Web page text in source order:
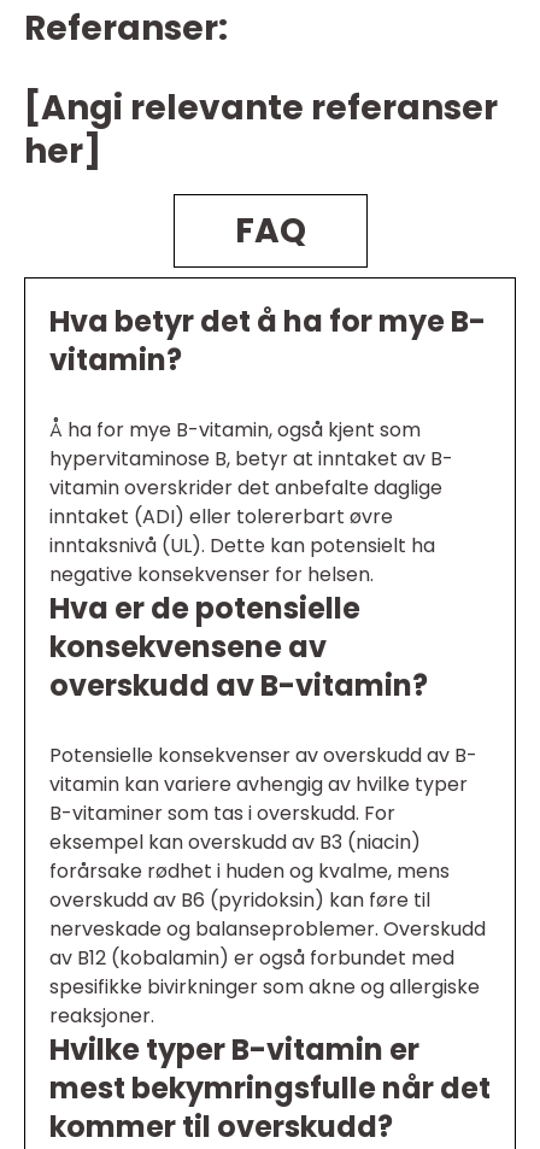
Referanser:
[Angi relevante referanser
her]
FAQ
Hva betyr det å ha for mye B-
vitamin?
Å ha for mye B-vitamin, også kjent som
hypervitaminose B, betyr at inntaket av B-
vitamin overskrider det anbefalte daglige
inntaket (ADI) eller tolererbart øvre
inntaksnivå (UL). Dette kan potensielt ha
negative konsekvenser for helsen.
Hva er de potensielle
konsekvensene av
overskudd av B-vitamin?
Potensielle konsekvenser av overskudd av B-
vitamin kan variere avhengig av hvilke typer
B-vitaminer som tas i overskudd. For
eksempel kan overskudd av B3 (niacin)
forårsake rødhet i huden og kvalme, mens
overskudd av B6 (pyridoksin) kan føre til
nerveskade og balanseproblemer. Overskudd
av B12 (kobalamin) er også forbundet med
spesifikke bivirkninger som akne og allergiske
reaksjoner.
Hvilke typer B-vitamin er
mest bekymringsfulle når det
kommer til overskudd?